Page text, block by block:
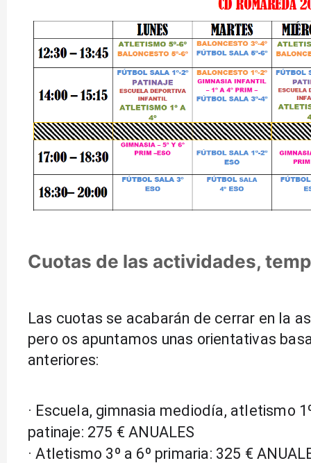
Cuotas de las actividades,
Las cuotas se acabarán de cerrar en la
pero os apuntamos unas orientativas
anteriores:
· Escuela, gimnasia mediodía, atletismo
patinaje: 275 € ANUALES
· Atletismo 3º a 6º primaria: 325 €